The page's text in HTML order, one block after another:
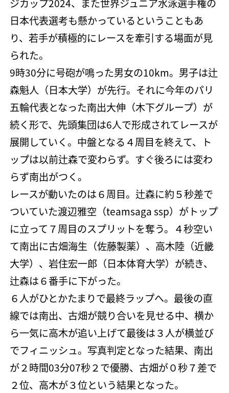
ジカップ2024、また世界ジュニア水泳選手権の
日本代表選考も懸かっているということもあ
り、若手が積極的にレースを牽引する場面が見
られた。
9時30分に号砲が鳴った男女の10km。男子は辻
森魁人（日本大学）が先行。それに今年のパリ
五輪代表となった南出大伸（木下グループ）が
続く形で、先頭集団は6人で形成されてレースが
展開していく。中盤となる４周目を終えて、ト
ップは以前辻森で変わらず。すぐ後ろには変わ
らず南出がつく。
レースが動いたのは６周目。辻森に約５秒差で
ついていた渡辺雅空（teamsaga ssp）がトップ
に立って７周目のスプリットを奪う。４秒空い
て南出に古畑海生（佐藤製薬）、高木陸（近畿
大学）、岩住宏一郎（日本体育大学）が続き、
辻森は６番手に下がった。
６人がひとかたまりで最終ラップへ。最後の直
線では南出、古畑が競り合いを見せる中、横か
ら一気に高木が追い上げて最後は３人が横並び
でフィニッシュ。写真判定となった結果、南出
が２時間03分07秒２で優勝、古畑が０秒７差で
２位、高木が３位という結果となった。